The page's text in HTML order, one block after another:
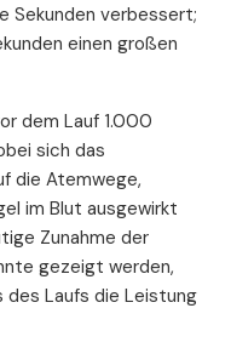
Sekunden verbessert;
einen großen
dem Lauf 1.000
sich das
die Atemwege,
im Blut ausgewirkt
Zunahme der
gezeigt werden,
des Laufs die Leistung